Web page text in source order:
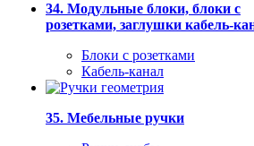
34. Модульные блоки, блоки с
розетками, заглушки кабель-
Блоки с розетками
Кабель-канал
35. Мебельные ручки